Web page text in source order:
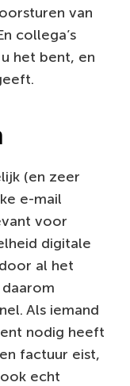
van
collega’s
het bent, en
(en zeer
e-mail
voor
digitale
al het
Als iemand
nodig heeft
factuur eist,
echt